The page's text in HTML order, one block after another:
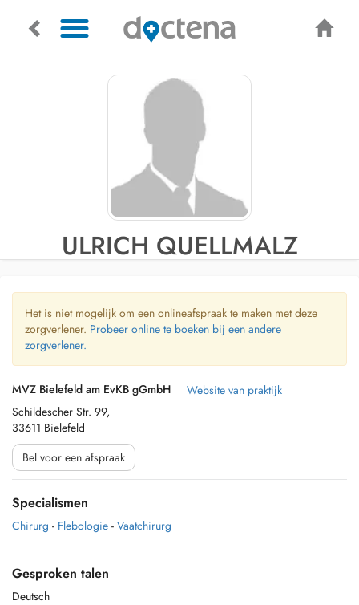
ULRICH QUELLMALZ
Het is niet mogelijk om een onlineafspraak te maken met deze
zorgverlener. Probeer online te boeken bij een andere
zorgverlener.
MVZ Bielefeld am EvKB gGmbH
Schildescher Str. 99,
33611 Bielefeld
Website van praktijk
Bel voor een afspraak
Specialismen
Chirurg - Flebologie - Vaatchirurg
Gesproken talen
Deutsch